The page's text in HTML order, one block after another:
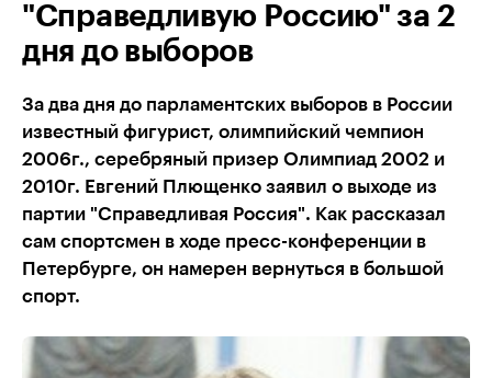
"Справедливую Россию" за 2
дня до выборов
За два дня до парламентских выборов в России
известный фигурист, олимпийский чемпион
2006г., серебряный призер Олимпиад 2002 и
2010г. Евгений Плющенко заявил о выходе из
партии "Справедливая Россия". Как рассказал
сам спортсмен в ходе пресс-конференции в
Петербурге, он намерен вернуться в большой
спорт.